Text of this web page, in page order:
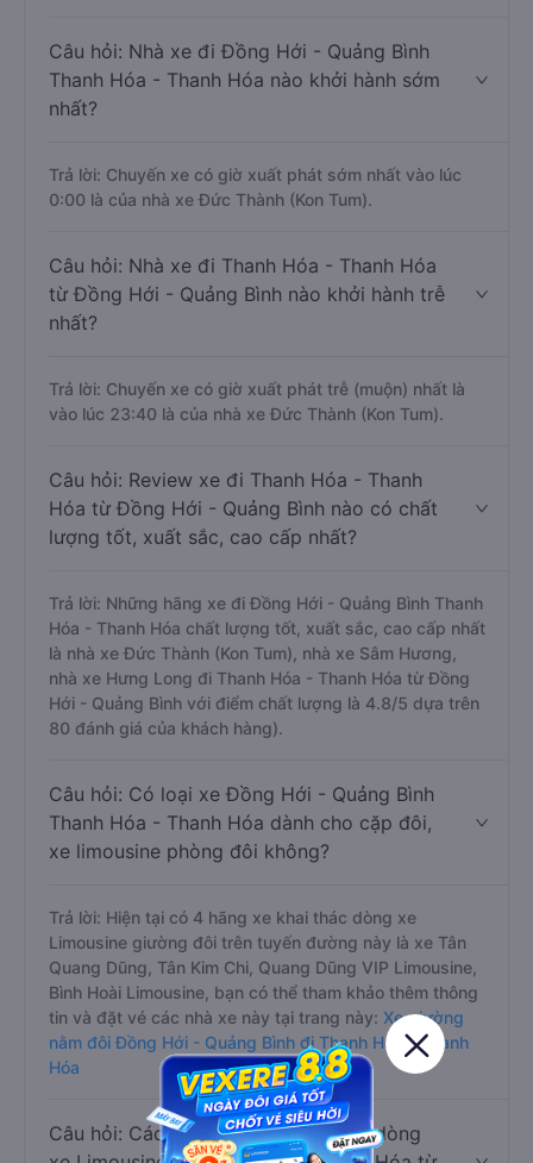
Câu hỏi: Nhà xe đi Đồng Hới - Quảng Bình
Thanh Hóa - Thanh Hóa nào khởi hành sớm
nhất?
Trả lời: Chuyến xe có giờ xuất phát sớm nhất vào lúc
0:00 là của nhà xe Đức Thành (Kon Tum).
Câu hỏi: Nhà xe đi Thanh Hóa - Thanh Hóa
từ Đồng Hới - Quảng Bình nào khởi hành trễ
nhất?
Trả lời: Chuyến xe có giờ xuất phát trễ (muộn) nhất là
vào lúc 23:40 là của nhà xe Đức Thành (Kon Tum).
Câu hỏi: Review xe đi Thanh Hóa - Thanh
Hóa từ Đồng Hới - Quảng Bình nào có chất
lượng tốt, xuất sắc, cao cấp nhất?
Trả lời: Những hãng xe đi Đồng Hới - Quảng Bình Thanh
Hóa - Thanh Hóa chất lượng tốt, xuất sắc, cao cấp nhất
là nhà xe Đức Thành (Kon Tum), nhà xe Sâm Hương,
nhà xe Hưng Long đi Thanh Hóa - Thanh Hóa từ Đồng
Hới - Quảng Bình với điểm chất lượng là 4.8/5 dựa trên
80 đánh giá của khách hàng).
Câu hỏi: Có loại xe Đồng Hới - Quảng Bình
Thanh Hóa - Thanh Hóa dành cho cặp đôi,
xe limousine phòng đôi không?
Trả lời: Hiện tại có 4 hãng xe khai thác dòng xe
Limousine giường đôi trên tuyến đường này là xe Tân
Quang Dũng, Tân Kim Chi, Quang Dũng VIP Limousine,
Bình Hoài Limousine, bạn có thể tham khảo thêm thông
tin và đặt vé các nhà xe này tại trang này: Xe giường
nằm đôi Đồng Hới - Quảng Bình đi Thanh Hóa - Thanh
Hóa
Câu hỏi: Các hãng xe nào khai thác dòng